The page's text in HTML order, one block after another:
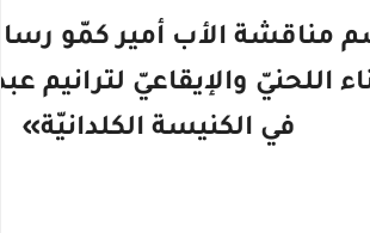
مناقشة الأب أمير كمّو
اللحنيّ والإيقاعيّ لترانيم
في الكنيسة الكلدانيّة»